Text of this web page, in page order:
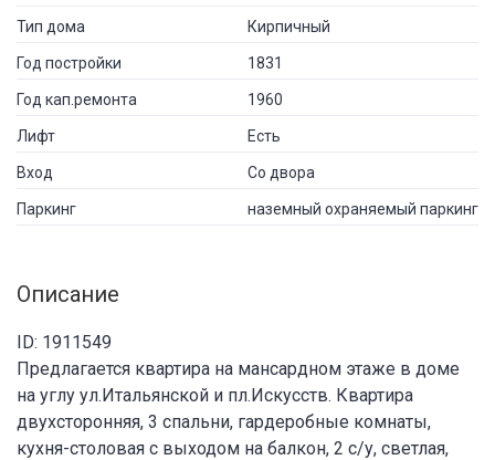
Тип дома Кирпичный
Год постройки 1831
Год кап.ремонта 1960
Лифт Есть
Вход Со двора
Паркинг наземный охраняемый паркинг
Описание
ID: 1911549
Предлагается квартира на мансардном этаже в доме
на углу ул.Итальянской и пл.Искусств. Квартира
двухсторонняя, 3 спальни, гардеробные комнаты,
кухня-столовая с выходом на балкон, 2 с/у, светлая,